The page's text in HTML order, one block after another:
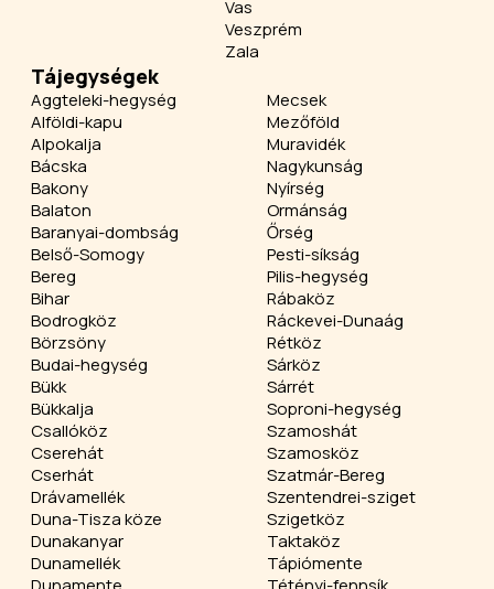
Vas
Veszprém
Zala
Tájegységek
Aggteleki-hegység
Alföldi-kapu
Alpokalja
Bácska
Bakony
Balaton
Baranyai-dombság
Belső-Somogy
Bereg
Bihar
Bodrogköz
Börzsöny
Budai-hegység
Bükk
Bükkalja
Csallóköz
Cserehát
Cserhát
Drávamellék
Duna-Tisza köze
Dunakanyar
Dunamellék
Mecsek
Mezőföld
Muravidék
Nagykunság
Nyírség
Ormánság
Őrség
Pesti-síkság
Pilis-hegység
Rábaköz
Ráckevei-Dunaág
Rétköz
Sárköz
Sárrét
Soproni-hegység
Szamoshát
Szamosköz
Szatmár-Bereg
Szentendrei-sziget
Szigetköz
Taktaköz
Tápiómente